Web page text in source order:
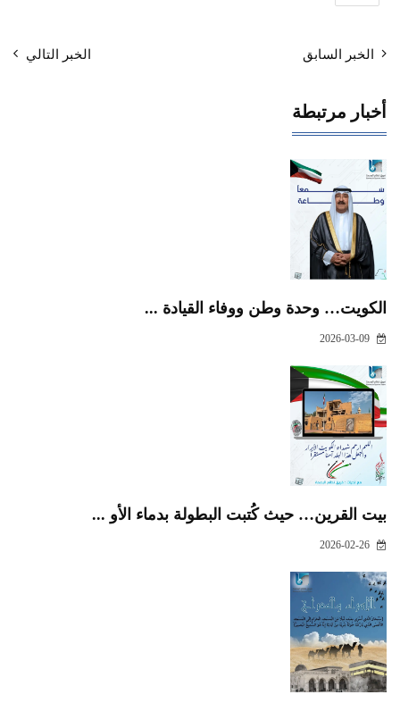
الخبر السابق الخبر التالي
أخبار مرتبطة
الكويت… وحدة وطن ووفاء القيادة ...
بيت القرين… حيث كُتبت البطولة بدماء الأو ...